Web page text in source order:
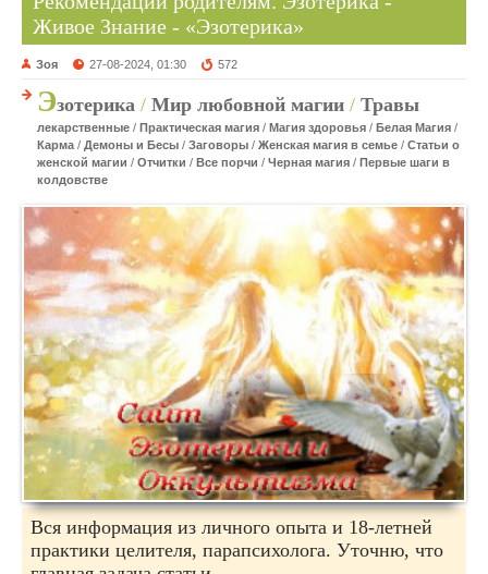
Живое Знание - «Эзотерика»
Зоя 27-08-2024, 01:30 572
Эзотерика / Мир любовной магии / Травы
лекарственные / Практическая магия / Магия здоровья / Белая Магия /
Карма / Демоны и Бесы / Заговоры / Женская магия в семье / Статьи о
женской магии / Отчитки / Все порчи / Черная магия / Первые шаги в
колдовстве
Вся информация из личного опыта и 18-летней
практики целителя, парапсихолога. Уточню, что